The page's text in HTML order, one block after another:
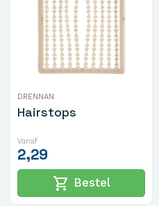
DRENNAN
Hairstops
Vanaf
2,29
shopping_cart Bestel